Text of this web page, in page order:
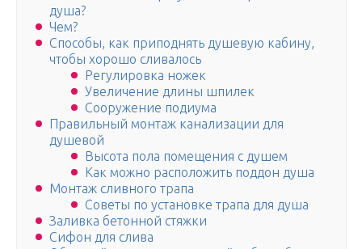
душа?
Чем?
Способы, как приподнять душевую кабину,
чтобы хорошо сливалось
Регулировка ножек
Увеличение длины шпилек
Сооружение подиума
Правильный монтаж канализации для
душевой
Высота пола помещения с душем
Как можно расположить поддон душа
Монтаж сливного трапа
Советы по установке трапа для душа
Заливка бетонной стяжки
Сифон для слива